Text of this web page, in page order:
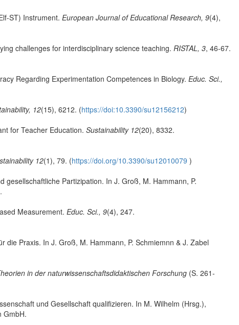
ST) Instrument. European Journal of Educational Research, 9(4),
challenges for interdisciplinary science teaching. RISTAL, 3, 46-67.
Regarding Experimentation Competences in Biology. Educ. Sci.,
12(15), 6212. (https://doi:10.3390/su12156212)
for Teacher Education. Sustainability 12(20), 8332.
12(1), 79. (https://doi.org/10.3390/su12010079 )
Partizipation. In J. Groß, M. Hammann, P.
Measurement. Educ. Sci., 9(4), 247.
Praxis. In J. Groß, M. Hammann, P. Schmiemnn & J. Zabel
in der naturwissenschaftsdidaktischen Forschung (S. 261-
und Gesellschaft qualifizieren. In M. Wilhelm (Hrsg.),
GmbH.